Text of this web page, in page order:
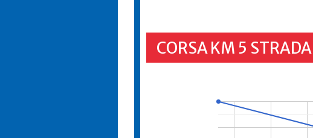
CORSA KM 5 STRADA